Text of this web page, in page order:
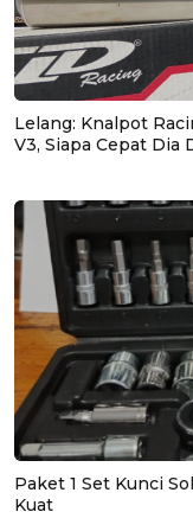
Lelang: Knalpot
V3, Siapa Cepat Dia
Paket 1 Set Kunci
Kuat